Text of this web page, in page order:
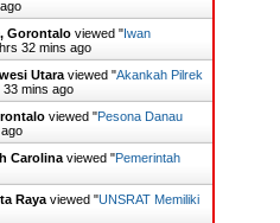
Gorontalo viewed " Iwan
32 mins ago
Utara viewed "Akankah Pilrek
33 mins ago
viewed "Pesona Danau
Carolina viewed "Pemerintah
Raya viewed "UNSRAT Memiliki